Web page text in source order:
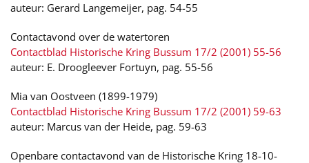
auteur: Gerard Langemeijer, pag. 54-55
Contactavond over de watertoren
Contactblad Historische Kring Bussum 17/2 (2001) 55-56
auteur: E. Droogleever Fortuyn, pag. 55-56
Mia van Oostveen (1899-1979)
Contactblad Historische Kring Bussum 17/2 (2001) 59-63
auteur: Marcus van der Heide, pag. 59-63
Openbare contactavond van de Historische Kring 18-10-